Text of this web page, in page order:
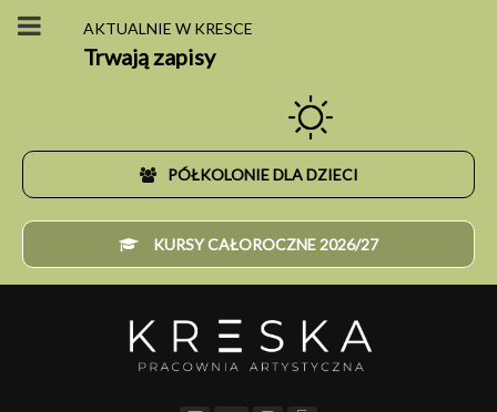
AKTUALNIE W KRESCE
Trwają zapisy
PÓŁKOLONIE DLA DZIECI
KURSY CAŁOROCZNE 2026/27